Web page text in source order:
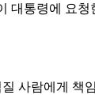
대통령에 요청
사람에게 책